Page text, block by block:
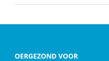
OERGEZOND VOOR